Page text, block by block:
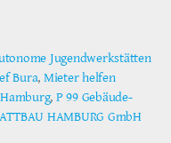
Jugendwerkstätten
Bura, Mieter helfen
, P 99 Gebäude-
HAMBURG GmbH